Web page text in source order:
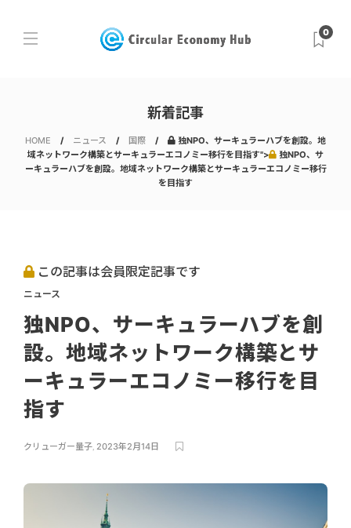
0
新着記事
HOME ニュース 国際
独NPO、サーキュラーハブを創設。地
域ネットワーク構築とサーキュラーエコノミー移行を目指す">
独NPO、サ
ーキュラーハブを創設。地域ネットワーク構築とサーキュラーエコノミー移行
を目指す
この記事は会員限定記事です
ニュース
独NPO、サーキュラーハブを創
設。地域ネットワーク構築とサ
ーキュラーエコノミー移行を目
指す
クリューガー量子, 2023年2月14日